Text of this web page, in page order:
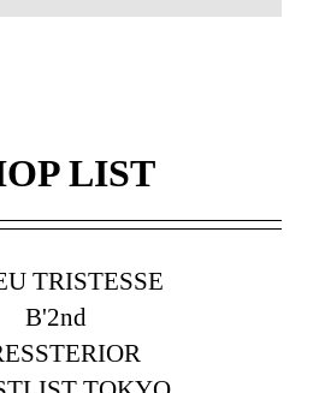
LIST
TRISTESSE
B'2nd